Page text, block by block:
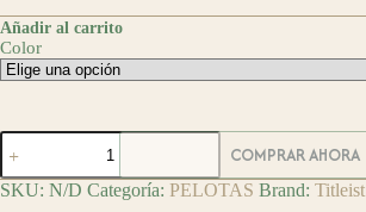
Añadir al carrito
Color
Titleist
Pelotas
de
Golf
COMPRAR AHORA
SKU: N/D Categoría: PELOTAS Brand: Titleist